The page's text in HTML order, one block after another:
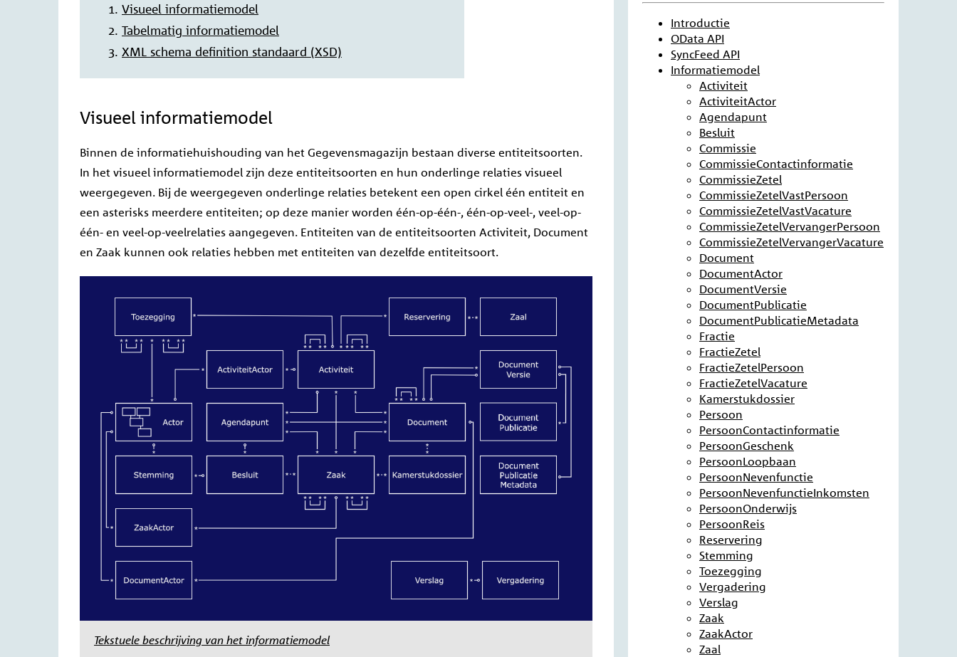
Visueel informatiemodel
Tabelmatig informatiemodel
XML schema definition standaard (XSD)
Visueel informatiemodel
Binnen de informatiehuishouding van het Gegevensmagazijn bestaan diverse entiteitsoorten.
In het visueel informatiemodel zijn deze entiteitsoorten en hun onderlinge relaties visueel
weergegeven. Bij de weergegeven onderlinge relaties betekent een open cirkel één entiteit en
een asterisks meerdere entiteiten; op deze manier worden één-op-één-, één-op-veel-, veel-op-
één- en veel-op-veelrelaties aangegeven. Entiteiten van de entiteitsoorten Activiteit, Document
en Zaak kunnen ook relaties hebben met entiteiten van dezelfde entiteitsoort.
Tekstuele beschrijving van het informatiemodel
Introductie
OData API
SyncFeed API
Informatiemodel
Activiteit
ActiviteitActor
Agendapunt
Besluit
Commissie
CommissieContactinformatie
CommissieZetel
CommissieZetelVastPersoon
CommissieZetelVastVacature
CommissieZetelVervangerPersoon
CommissieZetelVervangerVacature
Document
DocumentActor
DocumentVersie
DocumentPublicatie
DocumentPublicatieMetadata
Fractie
FractieZetel
FractieZetelPersoon
FractieZetelVacature
Kamerstukdossier
Persoon
PersoonContactinformatie
PersoonGeschenk
PersoonLoopbaan
PersoonNevenfunctie
PersoonNevenfunctieInkomsten
PersoonOnderwijs
PersoonReis
Reservering
Stemming
Toezegging
Vergadering
Verslag
Zaak
ZaakActor
Zaal